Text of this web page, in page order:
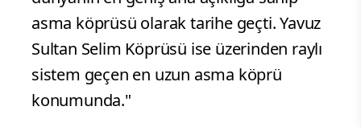
asma köprüsü olarak tarihe geçti. Yavuz
Sultan Selim Köprüsü ise üzerinden raylı
sistem geçen en uzun asma köprü
konumunda."